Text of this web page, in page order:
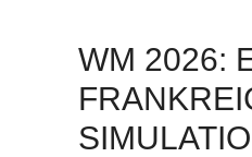
WM 2026: